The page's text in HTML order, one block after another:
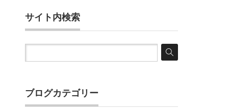
サイト内検索
ブログカテゴリー